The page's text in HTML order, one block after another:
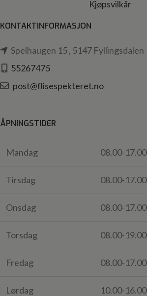
Kjøpsvilkår
KONTAKTINFORMASJON
Spelhaugen 15 , 5147 Fyllingsdalen
55267475
post@flisespekteret.no
ÅPNINGSTIDER
Mandag 08.00-17.00
Tirsdag 08.00-17.00
Onsdag 08.00-17.00
Torsdag 08.00-19.00
Fredag 08.00-17.00
Lørdag 10.00-16.00